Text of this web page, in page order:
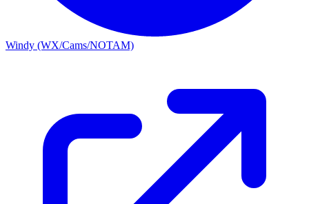
Windy (WX/Cams/NOTAM)